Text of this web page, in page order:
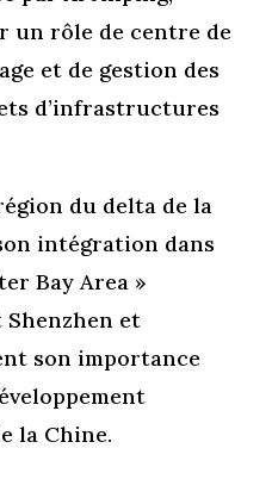
un rôle de centre de
et de gestion des
d’infrastructures
du delta de la
intégration dans
Bay Area »
et
son importance
la Chine.